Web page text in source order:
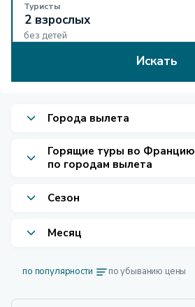
Туристы
без детей
Искать
Города вылета
Горящие туры во Францию
по городам вылета
Сезон
Месяц
по популярности по убыванию цены